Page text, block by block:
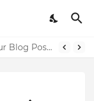
Blogger SEO 2025: How to Index Your Blog Posts on Google Fast